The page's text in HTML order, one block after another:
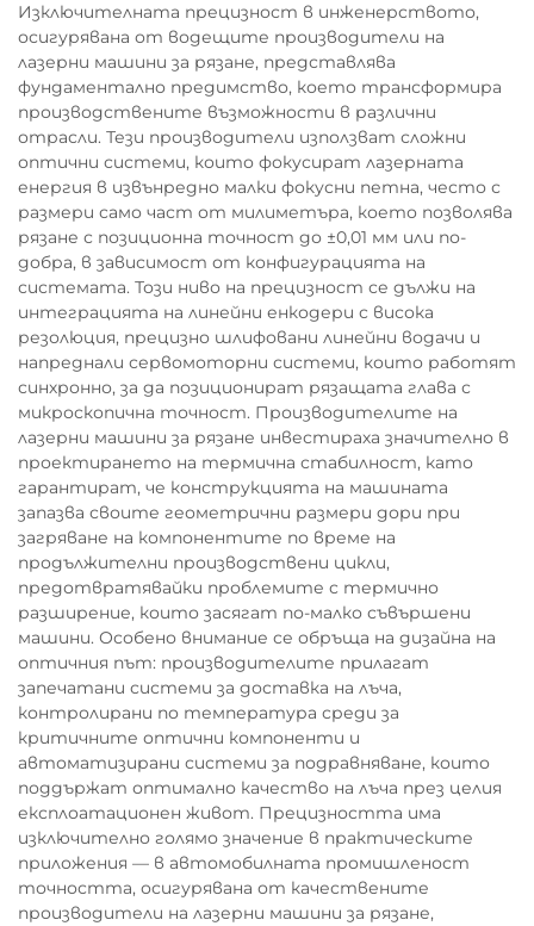
Изключителната прецизност в инженерството,
осигурявана от водещите производители на
лазерни машини за рязане, представлява
фундаментално предимство, което трансформира
производствените възможности в различни
отрасли. Тези производители използват сложни
оптични системи, които фокусират лазерната
енергия в извънредно малки фокусни петна, често с
размери само част от милиметъра, което позволява
рязане с позиционна точност до ±0,01 мм или по-
добра, в зависимост от конфигурацията на
системата. Този ниво на прецизност се дължи на
интеграцията на линейни енкодери с висока
резолюция, прецизно шлифовани линейни водачи и
напреднали сервомоторни системи, които работят
синхронно, за да позиционират рязащата глава с
микроскопична точност. Производителите на
лазерни машини за рязане инвестираха значително в
проектирането на термична стабилност, като
гарантират, че конструкцията на машината
запазва своите геометрични размери дори при
загряване на компонентите по време на
продължителни производствени цикли,
предотвратявайки проблемите с термично
разширение, които засягат по-малко съвършени
машини. Особено внимание се обръща на дизайна на
оптичния път: производителите прилагат
запечатани системи за доставка на лъча,
контролирани по температура среди за
критичните оптични компоненти и
автоматизирани системи за подравняване, които
поддържат оптимално качество на лъча през целия
експлоатационен живот. Прецизността има
изключително голямо значение в практическите
приложения — в автомобилната промишленост
точността, осигурявана от качествените
производители на лазерни машини за рязане,